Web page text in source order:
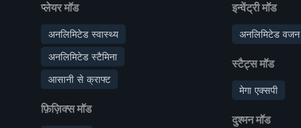
प्लेयर मॉड
अनलिमिटेड स्वास्थ्य
अनलिमिटेड स्टैमिना
आसानी से क्राफ्ट
फ़िज़िक्स मॉड
इन्वेंट्री मॉड
अनलिमिटेड वजन
स्टैट्स मॉड
मेगा एक्सपी
दुश्मन मॉड